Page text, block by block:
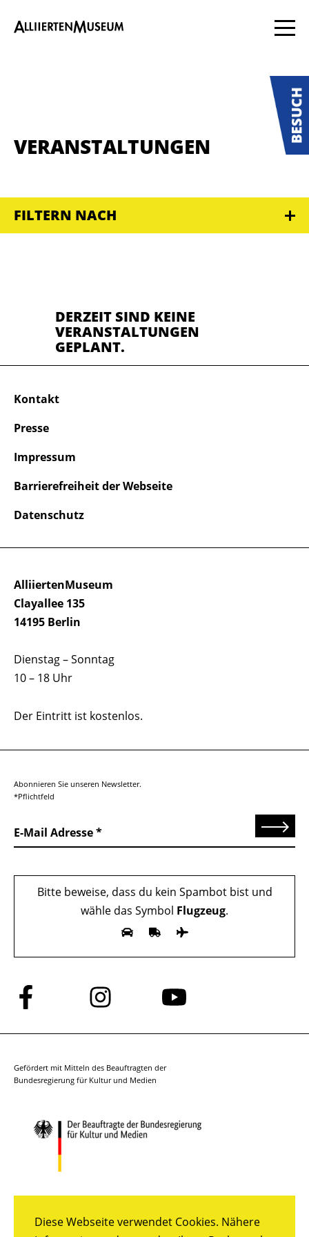
Diese Webseite verwendet Cookies. Nähere
VERANSTALTUNGEN
FILTERN NACH
DERZEIT SIND KEINE
VERANSTALTUNGEN
GEPLANT.
AlliiertenMuseum
Clayallee 135
14195 Berlin
Dienstag – Sonntag
10 – 18 Uhr
Der Eintritt ist kostenlos.
Kontakt
Presse
Impressum
Barrierefreiheit der Webseite
Datenschutz
Abonnieren Sie unseren Newsletter.
*Pflichtfeld
E-Mail Adresse Senden
Bitte beweise, dass du kein Spambot bist und
wähle das Symbol Flugzeug.
Folge
uns
auf
Folge
uns
auf
Folge
auf
Gefördert mit Mitteln des Beauftragten der
Bundesregierung für Kultur und Medien